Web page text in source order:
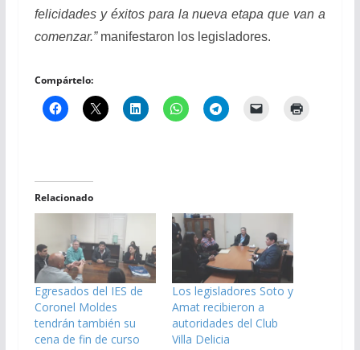
felicidades y éxitos para la nueva etapa que van a
comenzar.”manifestaron los legisladores.
Compártelo:
Relacionado
Egresados del IES de
Coronel Moldes
tendrán también su
cena de fin de curso
Los legisladores Soto y
Amat recibieron a
autoridades del Club
Villa Delicia